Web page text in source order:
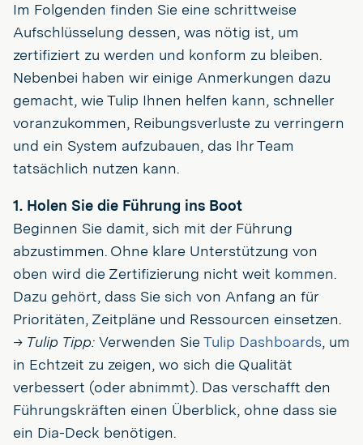
Im Folgenden finden Sie eine schrittweise
Aufschlüsselung dessen, was nötig ist, um
zertifiziert zu werden und konform zu bleiben.
Nebenbei haben wir einige Anmerkungen dazu
gemacht, wie Tulip Ihnen helfen kann, schneller
voranzukommen, Reibungsverluste zu verringern
und ein System aufzubauen, das Ihr Team
tatsächlich nutzen kann.
1. Holen Sie die Führung ins Boot
Beginnen Sie damit, sich mit der Führung
abzustimmen. Ohne klare Unterstützung von
oben wird die Zertifizierung nicht weit kommen.
Dazu gehört, dass Sie sich von Anfang an für
Prioritäten, Zeitpläne und Ressourcen einsetzen.
→ Tulip Tipp: Verwenden Sie Tulip Dashboards, um
in Echtzeit zu zeigen, wo sich die Qualität
verbessert (oder abnimmt). Das verschafft den
Führungskräften einen Überblick, ohne dass sie
ein Dia-Deck benötigen.